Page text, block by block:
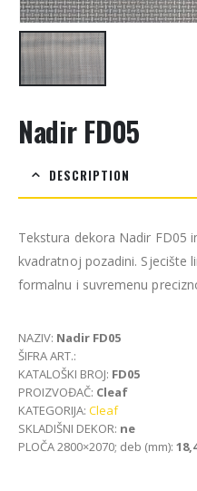
Nadir FD05
DESCRIPTION
Tekstura dekora Nadir FD05
kvadratnoj pozadini. Sjecište
formalnu i suvremenu
NAZIV: Nadir FD05
ŠIFRA ART.:
KATALOŠKI BROJ: FD05
PROIZVOĐAČ: Cleaf
KATEGORIJA: Cleaf
SKLADIŠNI DEKOR: ne
PLOČA 2800×2070; deb (mm):